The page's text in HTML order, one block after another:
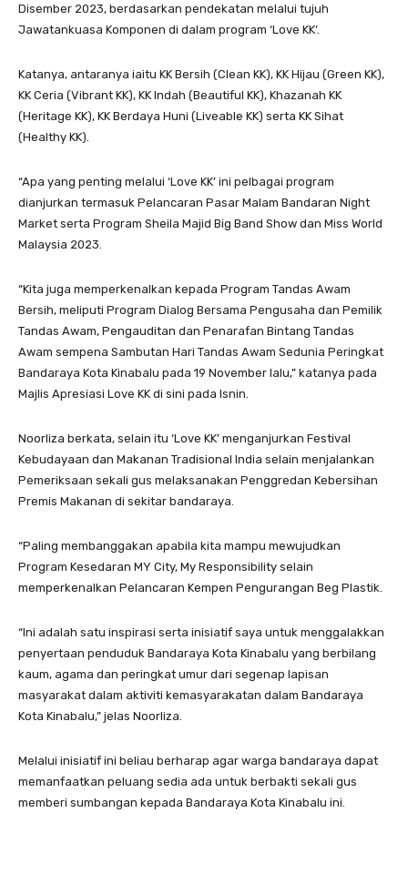
Disember 2023, berdasarkan pendekatan melalui tujuh
Jawatankuasa Komponen di dalam program ‘Love KK’.
Katanya, antaranya iaitu KK Bersih (Clean KK), KK Hijau (Green KK),
KK Ceria (Vibrant KK), KK Indah (Beautiful KK), Khazanah KK
(Heritage KK), KK Berdaya Huni (Liveable KK) serta KK Sihat
(Healthy KK).
“Apa yang penting melalui ‘Love KK’ ini pelbagai program
dianjurkan termasuk Pelancaran Pasar Malam Bandaran Night
Market serta Program Sheila Majid Big Band Show dan Miss World
Malaysia 2023.
“Kita juga memperkenalkan kepada Program Tandas Awam
Bersih, meliputi Program Dialog Bersama Pengusaha dan Pemilik
Tandas Awam, Pengauditan dan Penarafan Bintang Tandas
Awam sempena Sambutan Hari Tandas Awam Sedunia Peringkat
Bandaraya Kota Kinabalu pada 19 November lalu,” katanya pada
Majlis Apresiasi Love KK di sini pada Isnin.
Noorliza berkata, selain itu ‘Love KK’ menganjurkan Festival
Kebudayaan dan Makanan Tradisional India selain menjalankan
Pemeriksaan sekali gus melaksanakan Penggredan Kebersihan
Premis Makanan di sekitar bandaraya.
“Paling membanggakan apabila kita mampu mewujudkan
Program Kesedaran MY City, My Responsibility selain
memperkenalkan Pelancaran Kempen Pengurangan Beg Plastik.
“Ini adalah satu inspirasi serta inisiatif saya untuk menggalakkan
penyertaan penduduk Bandaraya Kota Kinabalu yang berbilang
kaum, agama dan peringkat umur dari segenap lapisan
masyarakat dalam aktiviti kemasyarakatan dalam Bandaraya
Kota Kinabalu,” jelas Noorliza.
Melalui inisiatif ini beliau berharap agar warga bandaraya dapat
memanfaatkan peluang sedia ada untuk berbakti sekali gus
memberi sumbangan kepada Bandaraya Kota Kinabalu ini.